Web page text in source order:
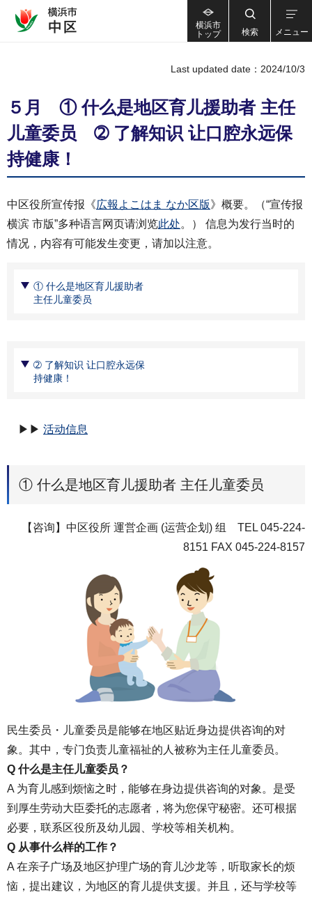
横浜市
トップ
検索 メニュー
Last updated date：2024/10/3
５月 ① 什么是地区育儿援助者 主任
儿童委员 ➁ 了解知识 让口腔永远保
持健康！
中区役所宣传报《広報よこはま なか区版》概要。（“宣传报
横滨 市版”多种语言网页请浏览此处。） 信息为发行当时的
情况，内容有可能发生变更，请加以注意。
① 什么是地区育儿援助者
主任儿童委员
➁ 了解知识 让口腔永远保
持健康！
▶▶ 活动信息
① 什么是地区育儿援助者 主任儿童委员
【咨询】中区役所 運営企画 (运营企划) 组 TEL 045-224-
8151 FAX 045-224-8157
民生委员・儿童委员是能够在地区贴近身边提供咨询的对
象。其中，专门负责儿童福祉的人被称为主任儿童委员。
Q 什么是主任儿童委员？
A 为育儿感到烦恼之时，能够在身边提供咨询的对象。是受
到厚生劳动大臣委托的志愿者，将为您保守秘密。还可根据
必要，联系区役所及幼儿园、学校等相关机构。
Q 从事什么样的工作？
A 在亲子广场及地区护理广场的育儿沙龙等，听取家长的烦
恼，提出建议，为地区的育儿提供支援。并且，还与学校等